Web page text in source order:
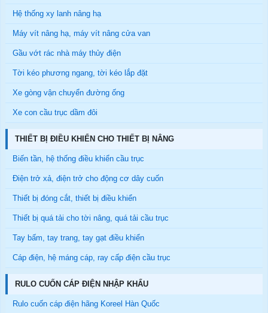
Hệ thống xy lanh nâng hạ
Máy vít nâng hạ, máy vít nâng cửa van
Gầu vớt rác nhà máy thủy điện
Tời kéo phương ngang, tời kéo lắp đặt
Xe gòng vận chuyển đường ống
Xe con cầu trục dầm đôi
THIẾT BỊ ĐIỀU KHIỂN CHO THIẾT BỊ NÂNG
Biến tần, hệ thống điều khiển cầu trục
Điện trở xả, điện trở cho động cơ dây cuốn
Thiết bị đóng cắt, thiết bị điều khiển
Thiết bị quá tải cho tời nâng, quá tải cầu trục
Tay bấm, tay trang, tay gạt điều khiển
Cáp điện, hệ máng cáp, ray cấp điện cầu trục
RULO CUỐN CÁP ĐIỆN NHẬP KHẨU
Rulo cuốn cáp điện hãng Koreel Hàn Quốc